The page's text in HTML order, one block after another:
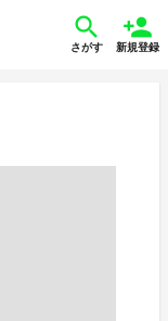
さがす 新規登録